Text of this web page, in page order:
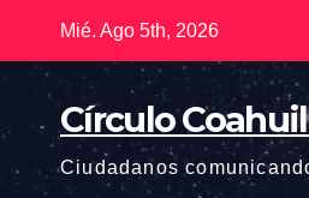
Mié. Ago 5th, 2026
Círculo
Ciudadanos